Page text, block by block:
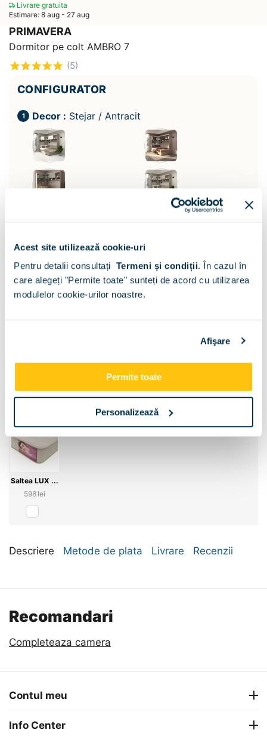
Acest site utilizează cookie-uri
Pentru detalii consultați Termeni și condiții. În cazul în
care alegeți "Permite toate" sunteți de acord cu utilizarea
modulelor cookie-urilor noastre.
Afişare
Permite toate
Personalizează
Livrare gratuita
Estimare: 8 aug - 27 aug
PRIMAVERA
Dormitor pe colt AMBRO 7
(5)
CONFIGURATOR
Decor : Stejar / Antracit
Sertar pat:
Fara Sertar pat
Saltea LUX ...
‍598‍ lei
Descriere Metode de plata Livrare Recenzii
Recomandari
Completeaza camera
Contul meu
Info Center